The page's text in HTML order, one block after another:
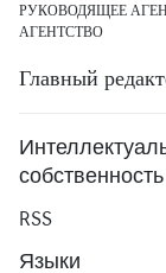
РУКОВОДЯЩЕЕ
АГЕНТСТВО
Главный
собственность
RSS
Языки